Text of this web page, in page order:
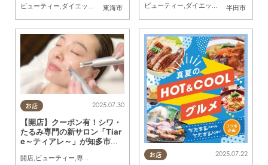
東海市
プン／ちたまる広告
ビューティー,ダイエット 健康,専門店 ちたまる広告,クーポン,おひとりさま,友人
半田市
ビューティー,ダイエット 健康,専門店
お店 2025.07.30
【開店】クーポン有！シワ・
たるみ専門の新サロン「Tiar
e～ティアレ～」が知多市に5
開店, ビューティー,専門店 クーポン, おひとりさま,友人
お店 2025.07.22